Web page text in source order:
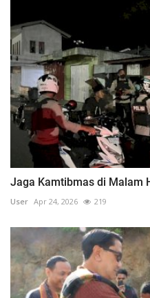
Jaga Kamtibmas di Malam
User Apr 24, 2026 219